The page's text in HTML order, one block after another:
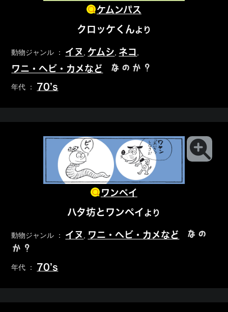
ケムンパス
クロッケくんより
動物ジャンル ： イヌ , ケムシ, ネコ ,
ワニ・ヘビ・カメなど なのか？
年代 ： 70’s
ワンペイ
ハタ坊とワンペイ より
動物ジャンル ： イヌ , ワニ・ヘビ・カメなど
なの
か？
年代 ： 70’s